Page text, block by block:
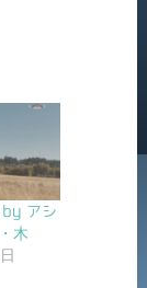
by アシ
木